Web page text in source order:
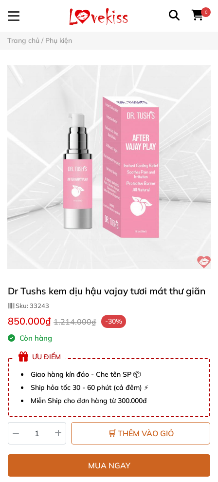
0
Trang chủ / Phụ kiện
Dr Tushs kem dịu hậu vajay tươi mát thư giãn
Sku:33243
850.000₫ 1.214.000₫ -30%
Còn hàng
ƯU ĐIỂM
Giao hàng kín đáo - Che tên SP 📦
Ship hỏa tốc 30 - 60 phút (cả đêm) ⚡
Miễn Ship cho đơn hàng từ 300.000đ
🛒 THÊM VÀO GIỎ
MUA NGAY